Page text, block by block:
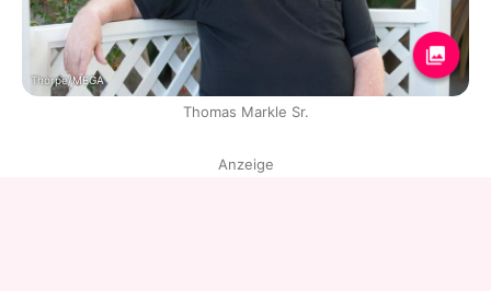
Thorpe/MEGA
Thomas Markle Sr.
Anzeige